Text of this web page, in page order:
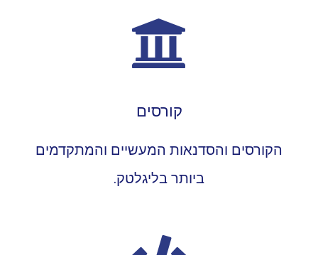
קורסים
הקורסים והסדנאות המעשיים והמתקדמים
ביותר בליגלטק.